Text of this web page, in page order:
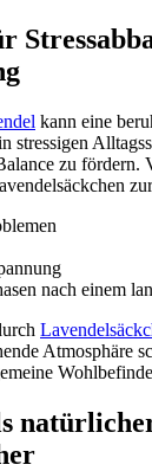
kann eine
stressigen
zu fördern.
nach einem
Atmosphäre